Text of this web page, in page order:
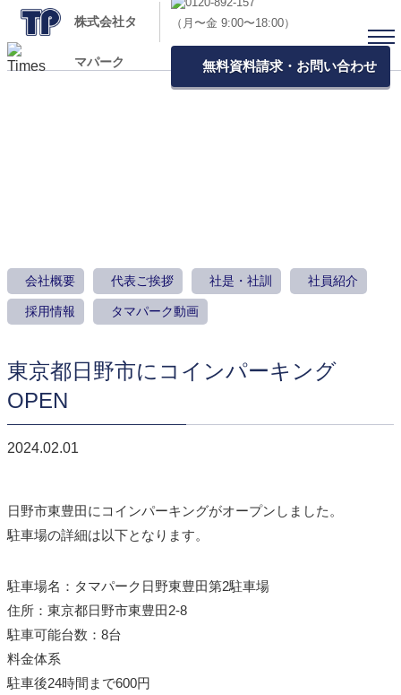
株式会社タ
マパーク
（月〜金 9:00〜18:00）
無料資料請求・お問い合わせ
会社概要 代表ご挨拶 社是・社訓 社員紹介
採用情報 タマパーク動画
東京都日野市にコインパーキング
OPEN
2024.02.01
日野市東豊田にコインパーキングがオープンしました。
駐車場の詳細は以下となります。
駐車場名：タマパーク日野東豊田第2駐車場
住所：東京都日野市東豊田2-8
駐車可能台数：8台
料金体系
駐車後24時間まで600円